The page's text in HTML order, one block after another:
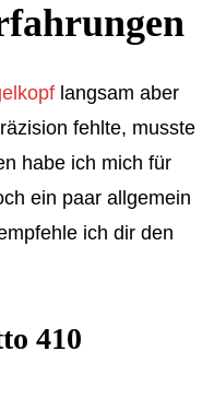
langsam aber
fehlte, musste
habe ich mich für
ein paar allgemein
ich dir den
410